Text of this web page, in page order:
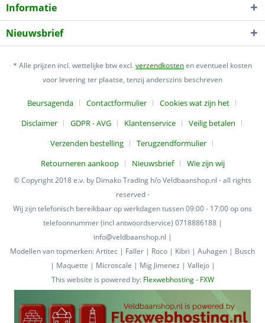
Informatie
Nieuwsbrief
* Alle prijzen incl. wettelijke btw excl.verzendkostenen eventueel kosten
voor levering ter plaatse, tenzij anderszins beschreven
Beursagenda Contactformulier
Cookies wat zijn het
Disclaimer
GDPR - AVG Klantenservice
Veilig betalen
Verzenden bestelling
Terugzendformulier
Retourneren aankoop
Nieuwsbrief Wie zijn wij
© Copyright 2018 e.v. by Dimako Trading h/o Veldbaanshop.nl - all rights
reserved -
Wij zijn telefonisch bereikbaar op werkdagen tussen 09:00 - 17:00 op ons
telefoonnummer (incl antwoordservice) 0718886188 |
info@veldbaanshop.nl |
Modellen van topmerken: Artitec | Faller | Roco | Kibri | Auhagen | Busch
| Maquette | Microscale | Mig Jimenez | Vallejo |
This website is powered by: Flexwebhosting - FXW